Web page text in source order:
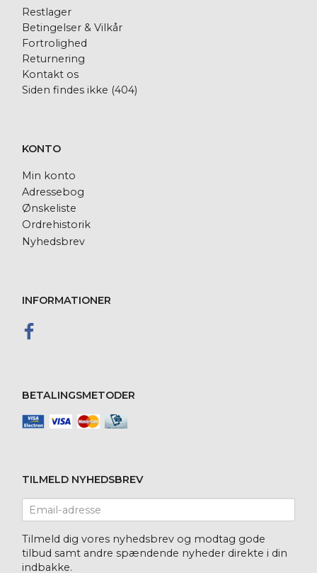
Restlager
Betingelser & Vilkår
Fortrolighed
Returnering
Kontakt os
Siden findes ikke (404)
KONTO
Min konto
Adressebog
Ønskeliste
Ordrehistorik
Nyhedsbrev
INFORMATIONER
BETALINGSMETODER
TILMELD NYHEDSBREV
Email-
adresse
Tilmeld dig vores nyhedsbrev og modtag gode
tilbud samt andre spændende nyheder direkte i din
indbakke.